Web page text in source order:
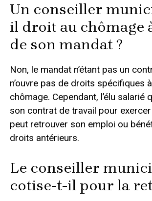
Un conseiller
il droit au chômage
de son mandat ?
Non, le mandat n’étant pas un
n’ouvre pas de droits spécifiques
chômage. Cependant, l’élu salarié
son contrat de travail pour
peut retrouver son emploi ou
droits antérieurs.
Le conseiller
cotise-t-il pour la